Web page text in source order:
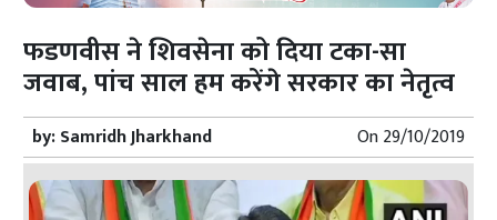
फडणवीस ने शिवसेना को दिया टका-सा
जवाब, पांच साल हम करेंगे सरकार का नेतृत्व
by:Samridh Jharkhand On29/10/2019